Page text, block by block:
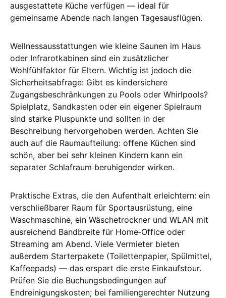
ausgestattete Küche verfügen — ideal für
gemeinsame Abende nach langen Tagesausflügen.
Wellnessausstattungen wie kleine Saunen im Haus
oder Infrarotkabinen sind ein zusätzlicher
Wohlfühlfaktor für Eltern. Wichtig ist jedoch die
Sicherheitsabfrage: Gibt es kindersichere
Zugangsbeschränkungen zu Pools oder Whirlpools?
Spielplatz, Sandkasten oder ein eigener Spielraum
sind starke Pluspunkte und sollten in der
Beschreibung hervorgehoben werden. Achten Sie
auch auf die Raumaufteilung: offene Küchen sind
schön, aber bei sehr kleinen Kindern kann ein
separater Schlafraum beruhigender wirken.
Praktische Extras, die den Aufenthalt erleichtern: ein
verschließbarer Raum für Sportausrüstung, eine
Waschmaschine, ein Wäschetrockner und WLAN mit
ausreichend Bandbreite für Home‑Office oder
Streaming am Abend. Viele Vermieter bieten
außerdem Starterpakete (Toilettenpapier, Spülmittel,
Kaffeepads) — das erspart die erste Einkaufstour.
Prüfen Sie die Buchungsbedingungen auf
Endreinigungskosten; bei familiengerechter Nutzung